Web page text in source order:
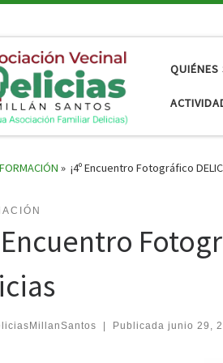
» ¡4º Encuentro Fotográfico
Encuentro
| Publicada junio 29,